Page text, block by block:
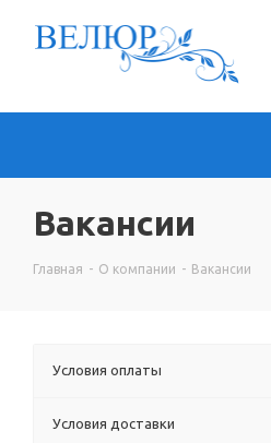
Вакансии
Главная - О компании - Вакансии
Условия оплаты
Условия доставки